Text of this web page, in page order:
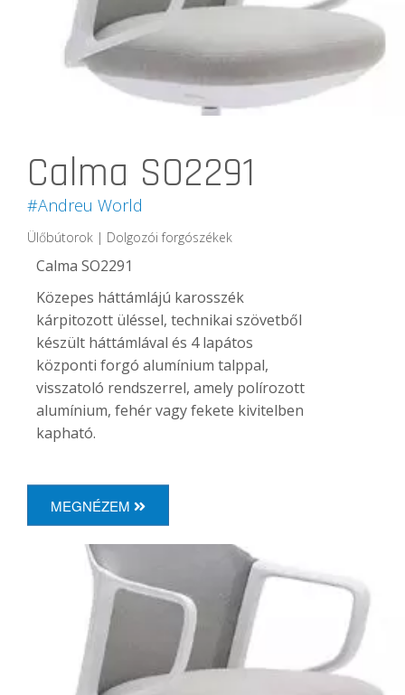
Calma SO2291
#Andreu World
Ülőbútorok | Dolgozói forgószékek
Calma SO2291
Közepes háttámlájú karosszék
kárpitozott üléssel, technikai szövetből
készült háttámlával és 4 lapátos
központi forgó alumínium talppal,
visszatoló rendszerrel, amely polírozott
alumínium, fehér vagy fekete kivitelben
kapható.
MEGNÉZEM